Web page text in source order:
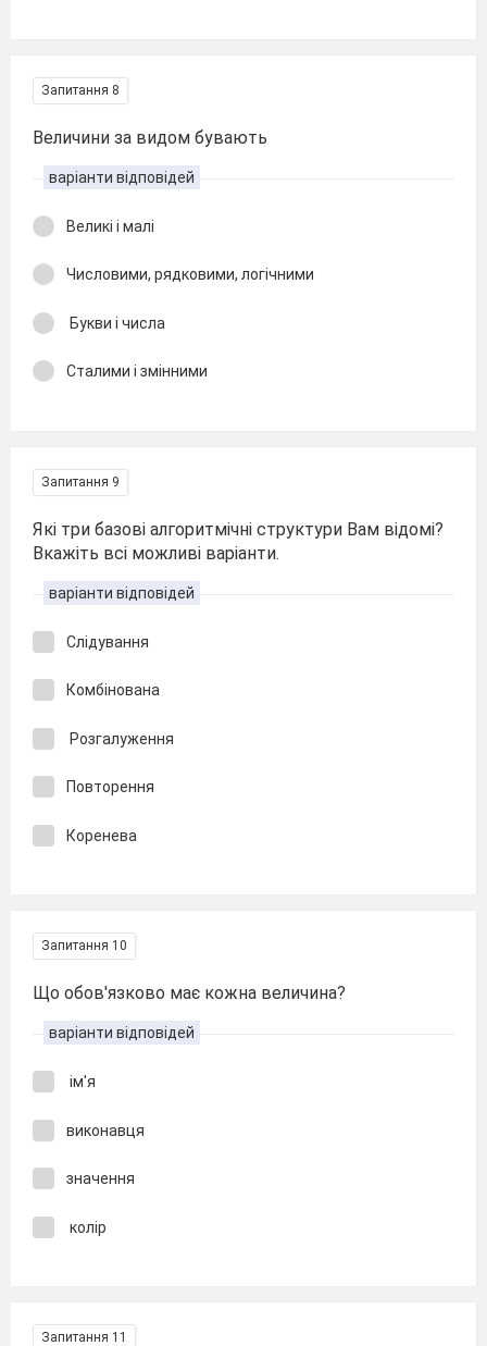
Запитання 8
Величини за видом бувають
варіанти відповідей
Великі і малі
Числовими, рядковими, логічними
Букви і числа
Сталими і змінними
Запитання 9
Які три базові алгоритмічні структури Вам відомі?
Вкажіть всі можливі варіанти.
варіанти відповідей
Слідування
Комбінована
Розгалуження
Повторення
Коренева
Запитання 10
Що обов'язково має кожна величина?
варіанти відповідей
ім'я
виконавця
значення
колір
Запитання 11